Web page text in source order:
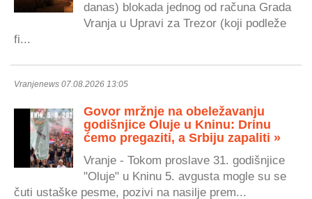
danas) blokada jednog od računa Grada
Vranja u Upravi za Trezor (koji podleže
fi...
Vranjenews 07.08.2026 13:05
Govor mržnje na obeležavanju
godišnjice Oluje u Kninu: Drinu
ćemo pregaziti, a Srbiju zapaliti »
Vranje - Tokom proslave 31. godišnjice
"Oluje" u Kninu 5. avgusta mogle su se
čuti ustaške pesme, pozivi na nasilje prem...